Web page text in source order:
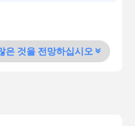
은 것을 전망하십시오